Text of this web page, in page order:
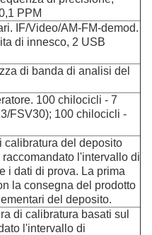
PPM
IF/Video/AM-FM-demod.
di innesco, 2 USB
di banda di analisi del
100 chilocicli - 7
FSV30); 100 chilocicli -
calibratura del deposito
l'intervallo di
i dati di prova. La prima
la consegna del prodotto
del deposito.
di calibratura basati sul
l'intervallo di